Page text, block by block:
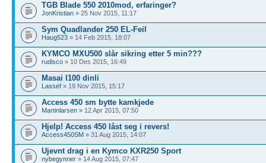
TGB Blade 550 2010mod, erfaringer?
JonKristian » 25 Nov 2015, 11:17
Sym Quadlander 250 EL-Feil
Haug523 » 14 Feb 2015, 18:07
KYMCO MXU500 slår sikring etter 5 min???
rudisco » 10 Des 2015, 16:49
Masai l100 dinli
Lassef » 19 Nov 2015, 15:17
Access 450 sm bytte kamkjede
Martinlarsen » 12 Apr 2015, 07:50
Hjelp! Access 450 låst seg i revers!
Access450SM » 31 Aug 2015, 14:07
Ujevnt drag i en Kymco KXR250 Sport
nybegynner » 14 Aug 2015, 07:47